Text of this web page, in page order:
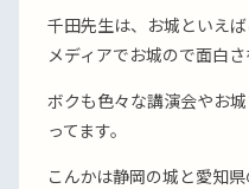
千田先生は、お城といえ
メディアでお城ので面白
ボクも色々な講演会やお
ってます。
こんかは静岡の城と愛知